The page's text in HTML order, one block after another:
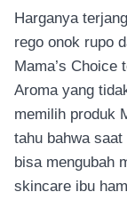
Harganya
rego onok rupo
Mama’s Choice
Aroma yang
memilih produk
tahu bahwa
bisa mengubah
skincare ibu